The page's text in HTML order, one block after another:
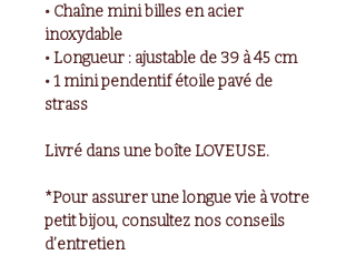
• Chaîne mini billes en acier
inoxydable
• Longueur : ajustable de 39 à 45 cm
• 1 mini pendentif étoile pavé de
strass
Livré dans une boîte LOVEUSE.
*Pour assurer une longue vie à votre
petit bijou, consultez nos conseils
d’entretien